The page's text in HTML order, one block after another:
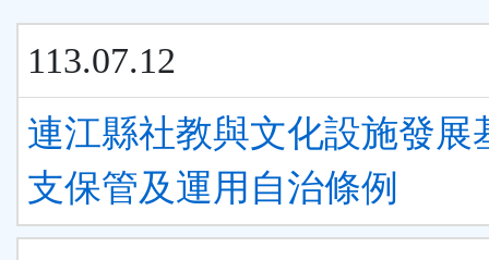
113.07.12
連江縣社教與文化設施發展
支保管及運用自治條例